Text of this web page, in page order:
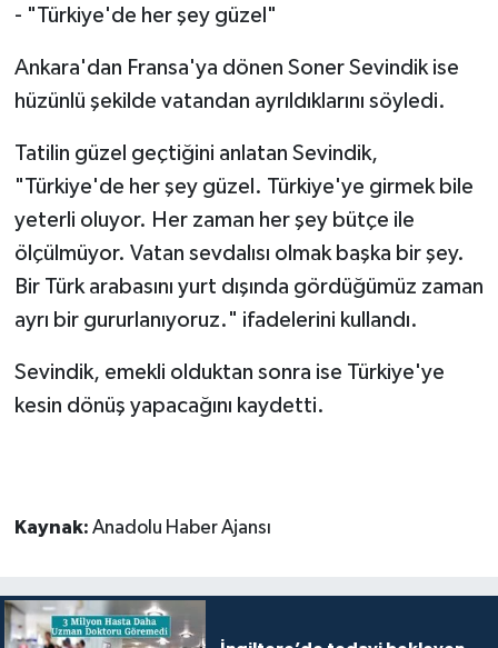
- "Türkiye'de her şey güzel"
Ankara'dan Fransa'ya dönen Soner Sevindik ise
hüzünlü şekilde vatandan ayrıldıklarını söyledi.
Tatilin güzel geçtiğini anlatan Sevindik,
"Türkiye'de her şey güzel. Türkiye'ye girmek bile
yeterli oluyor. Her zaman her şey bütçe ile
ölçülmüyor. Vatan sevdalısı olmak başka bir şey.
Bir Türk arabasını yurt dışında gördüğümüz zaman
ayrı bir gururlanıyoruz." ifadelerini kullandı.
Sevindik, emekli olduktan sonra ise Türkiye'ye
kesin dönüş yapacağını kaydetti.
Kaynak: Anadolu Haber Ajansı